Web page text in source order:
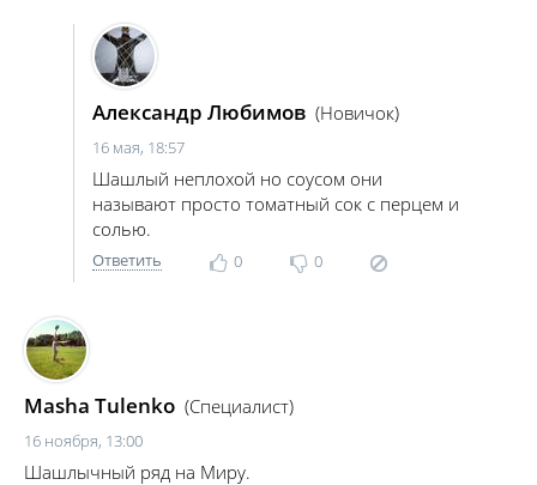
Александр Любимов (Новичок)
16 мая, 18:57
Шашлый неплохой но соусом они
называют просто томатный сок с перцем и
солью.
Ответить 0 0
Masha Tulenko (Специалист)
16 ноября, 13:00
Шашлычный ряд на Миру.